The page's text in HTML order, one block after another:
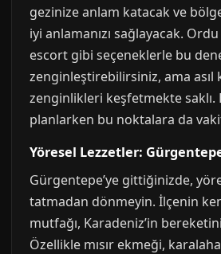
gezinize anlam katacak ve
iyi anlamanızı sağlayacak.
escort gibi seçeneklerle bu
zenginleştirebilirsiniz, ama
zenginlikleri keşfetmekte
planlarken bu noktalara da vakit
Yöresel Lezzetler:
Gürgentepe’ye gittiğinizde,
tatmadan dönmeyin. İlçenin
mutfağı, Karadeniz’in bereketini
Özellikle mısır ekmeği,